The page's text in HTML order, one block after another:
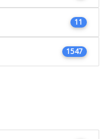
11
1547